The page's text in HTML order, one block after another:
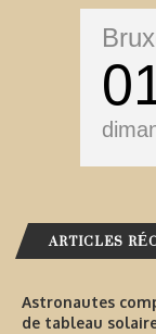
ARTICLES
Astronautes
de tableau